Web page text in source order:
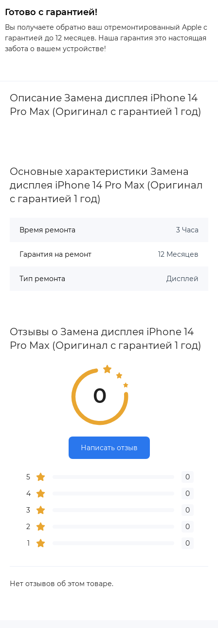
Готово с гарантией!
Вы получаете обратно ваш отремонтированный Apple с
гарантией до 12 месяцев. Наша гарантия это настоящая
забота о вашем устройстве!
Описание Замена дисплея iPhone 14
Pro Max (Оригинал с гарантией 1 год)
Основные характеристики Замена
дисплея iPhone 14 Pro Max (Оригинал
с гарантией 1 год)
Время ремонта 3 Часа
Гарантия на ремонт 12 Месяцев
Тип ремонта Дисплей
Отзывы о Замена дисплея iPhone 14
Pro Max (Оригинал с гарантией 1 год)
0
Написать отзыв
5
0
4
0
3
0
2
0
1
0
Нет отзывов об этом товаре.